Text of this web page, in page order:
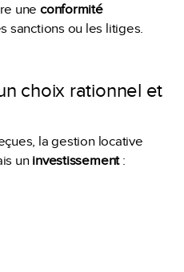
une conformité
sanctions ou les litiges.
choix rationnel et
la gestion locative
un investissement: